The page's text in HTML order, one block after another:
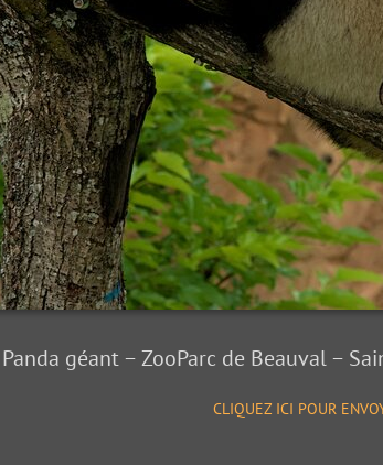
Panda géant − ZooParc de Beauval −
CLIQUEZ ICI POUR